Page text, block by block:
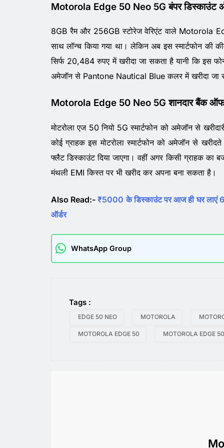
Motorola Edge 50 Neo 5G बंपर डिस्काउंट
8GB रैम और 256GB स्टोरेज वेरिएंट वाले Motorola
साथ लॉन्च किया गया था। लेकिन अब इस स्मार्टफोन की
सिर्फ 20,484 रुपए में खरीदा जा सकता है यानी कि इस
अमेजॉन से Pantone Nautical Blue कलर में खरीदा जा
Motorola Edge 50 Neo 5G शानदार बैंक
मोटरोला एज 50 नियो 5G स्मार्टफोन को अमेजॉन से
कोई ग्राहक इस मोटरोला स्मार्टफोन को अमेजॉन से
फ्लैट डिस्काउंट दिया जाएगा। वहीं अगर किसी ग्राहक का
मंथली EMI किस्त पर भी खरीद कर अपना बना सकता है।
Also Read:-₹5000 के डिस्काउंट पर आज ही घर लाएं
ऑर्डर
WhatsApp Group
Tags :
EDGE 50 NEO MOTOROLA
MOTOROLA EDGE 50 MOTOROLA EDGE